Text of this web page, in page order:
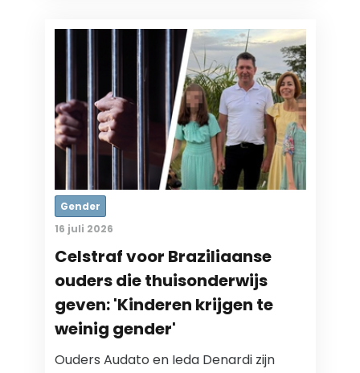
Gender
16 juli 2026
Celstraf voor Braziliaanse
ouders die thuisonderwijs
geven: 'Kinderen krijgen te
weinig gender'
Ouders Audato en Ieda Denardi zijn